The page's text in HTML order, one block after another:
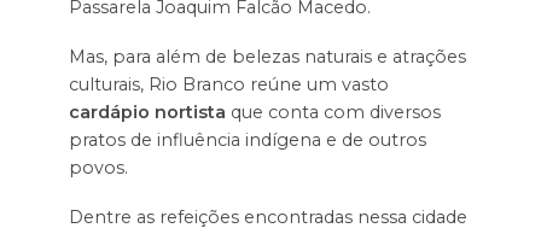
Passarela Joaquim Falcão Macedo.
Mas, para além de belezas naturais e atrações
culturais, Rio Branco reúne um vasto
cardápio nortista que conta com diversos
pratos de influência indígena e de outros
povos.
Dentre as refeições encontradas nessa cidade